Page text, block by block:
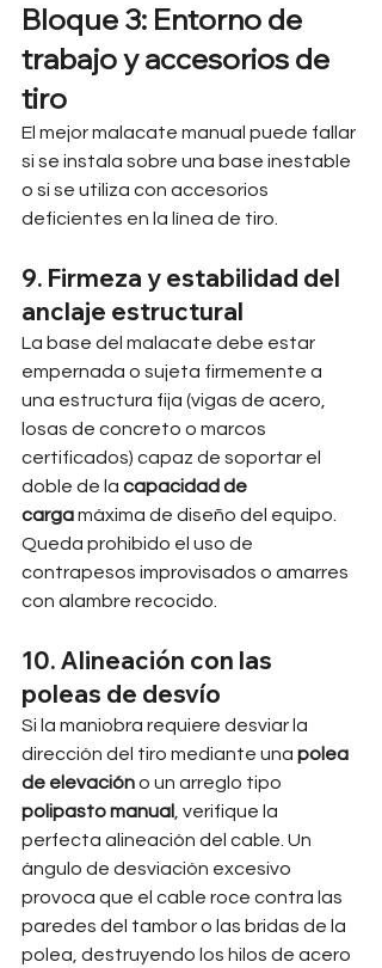
Bloque 3: Entorno de
trabajo y accesorios de
tiro
El mejor malacate manual puede fallar
si se instala sobre una base inestable
o si se utiliza con accesorios
deficientes en la línea de tiro.
9. Firmeza y estabilidad del
anclaje estructural
La base del malacate debe estar
empernada o sujeta firmemente a
una estructura fija (vigas de acero,
losas de concreto o marcos
certificados) capaz de soportar el
doble de la capacidad de
carga máxima de diseño del equipo.
Queda prohibido el uso de
contrapesos improvisados o amarres
con alambre recocido.
10. Alineación con las
poleas de desvío
Si la maniobra requiere desviar la
dirección del tiro mediante una polea
de elevación o un arreglo tipo
polipasto manual
, verifique la
perfecta alineación del cable. Un
ángulo de desviación excesivo
provoca que el cable roce contra las
paredes del tambor o las bridas de la
polea, destruyendo los hilos de acero